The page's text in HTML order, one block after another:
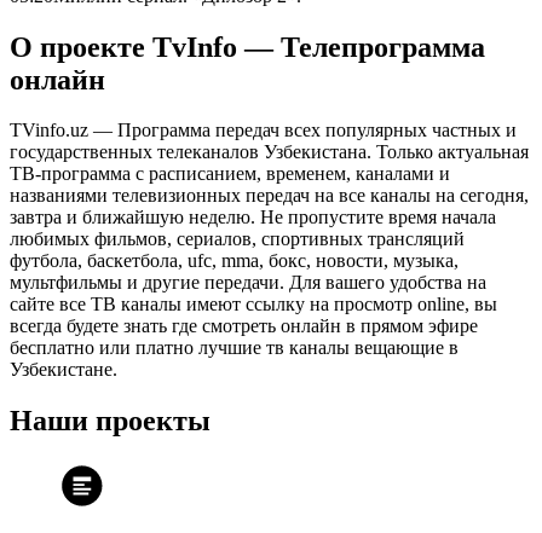
О проекте TvInfo — Телепрограмма
онлайн
TVinfo.uz — Программа передач всех популярных частных и
государственных телеканалов Узбекистана. Только актуальная
ТВ-программа с расписанием, временем, каналами и
названиями телевизионных передач на все каналы на сегодня,
завтра и ближайшую неделю. Не пропустите время начала
любимых фильмов, сериалов, спортивных трансляций
футбола, баскетбола, ufc, mma, бокс, новости, музыка,
мультфильмы и другие передачи. Для вашего удобства на
сайте все ТВ каналы имеют ссылку на просмотр online, вы
всегда будете знать где смотреть онлайн в прямом эфире
бесплатно или платно лучшие тв каналы вещающие в
Узбекистане.
Наши проекты